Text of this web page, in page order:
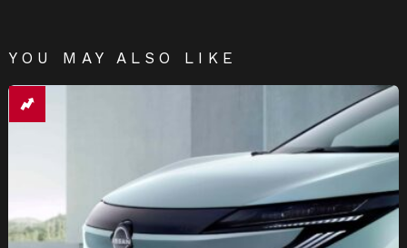
YOU MAY ALSO LIKE